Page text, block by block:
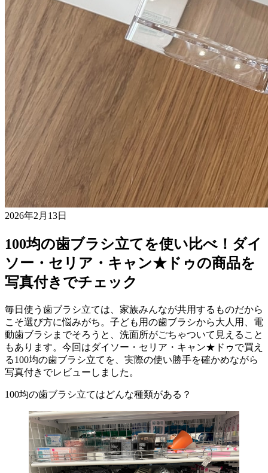
2026年2月13日
100均の歯ブラシ立てを使い比べ！ダイ
ソー・セリア・キャン★ドゥの商品を
写真付きでチェック
毎日使う歯ブラシ立ては、家族みんなが共用するものだから
こそ選び方に悩みがち。子ども用の歯ブラシから大人用、電
動歯ブラシまでそろうと、洗面所がごちゃついて見えること
もあります。今回はダイソー・セリア・キャン★ドゥで買え
る100均の歯ブラシ立てを、実際の使い勝手を確かめながら
写真付きでレビューしました。
100均の歯ブラシ立てはどんな種類がある？